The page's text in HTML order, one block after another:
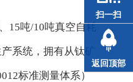
15吨/10吨真空自耗
系统，拥有从钛矿
标准测量体系）
扫一扫
返回顶部